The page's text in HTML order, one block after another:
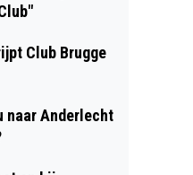
Club Brugge
naar Anderlecht